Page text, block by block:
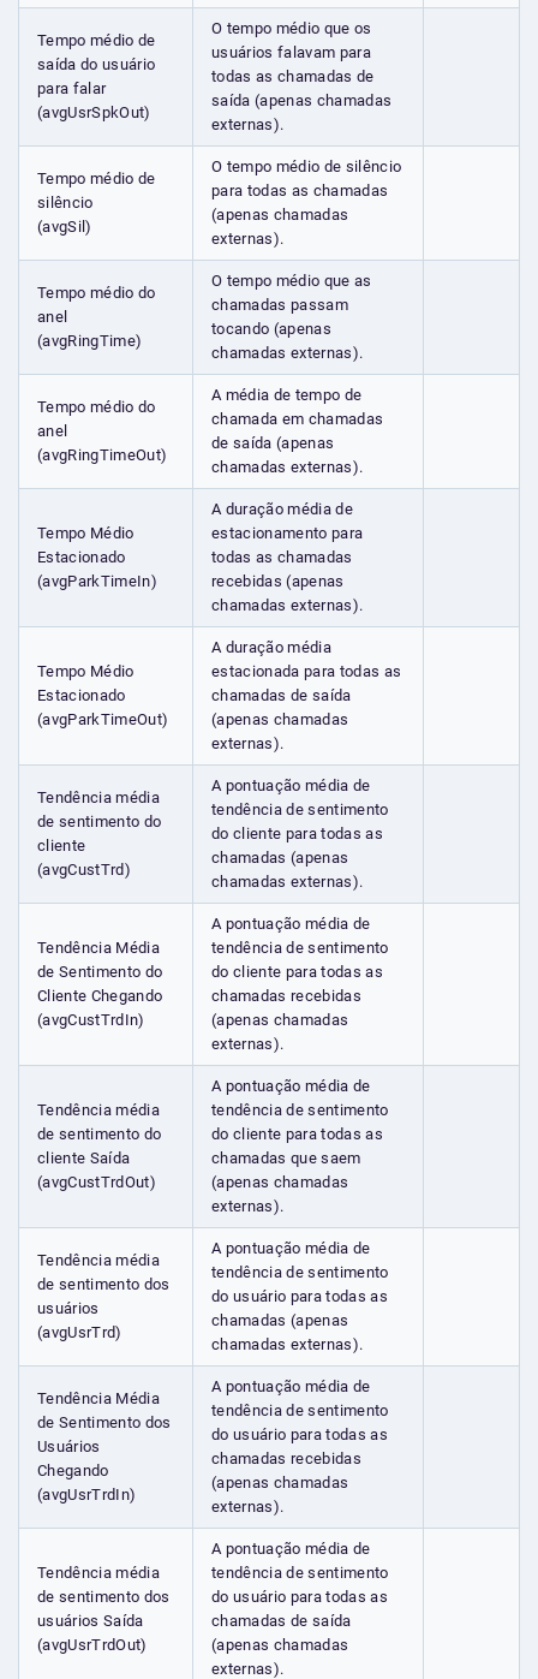
Tempo médio de
saída do usuário
para falar
(avgUsrSpkOut)
O tempo médio que os
usuários falavam para
todas as chamadas de
saída (apenas chamadas
externas).
Tempo médio de
silêncio
(avgSil)
O tempo médio de silêncio
para todas as chamadas
(apenas chamadas
externas).
Tempo médio do
anel
(avgRingTime)
O tempo médio que as
chamadas passam
tocando (apenas
chamadas externas).
Tempo médio do
anel
(avgRingTimeOut)
A média de tempo de
chamada em chamadas
de saída (apenas
chamadas externas).
Tempo Médio
Estacionado
(avgParkTimeIn)
A duração média de
estacionamento para
todas as chamadas
recebidas (apenas
chamadas externas).
Tempo Médio
Estacionado
(avgParkTimeOut)
A duração média
estacionada para todas as
chamadas de saída
(apenas chamadas
externas).
Tendência média
de sentimento do
cliente
(avgCustTrd)
A pontuação média de
tendência de sentimento
do cliente para todas as
chamadas (apenas
chamadas externas).
Tendência Média
de Sentimento do
Cliente Chegando
(avgCustTrdIn)
A pontuação média de
tendência de sentimento
do cliente para todas as
chamadas recebidas
(apenas chamadas
externas).
Tendência média
de sentimento do
cliente Saída
(avgCustTrdOut)
A pontuação média de
tendência de sentimento
do cliente para todas as
chamadas que saem
(apenas chamadas
externas).
Tendência média
de sentimento dos
usuários
(avgUsrTrd)
A pontuação média de
tendência de sentimento
do usuário para todas as
chamadas (apenas
chamadas externas).
Tendência Média
de Sentimento dos
Usuários
Chegando
(avgUsrTrdIn)
A pontuação média de
tendência de sentimento
do usuário para todas as
chamadas recebidas
(apenas chamadas
externas).
Tendência média
de sentimento dos
usuários Saída
(avgUsrTrdOut)
A pontuação média de
tendência de sentimento
do usuário para todas as
chamadas de saída
(apenas chamadas
externas).